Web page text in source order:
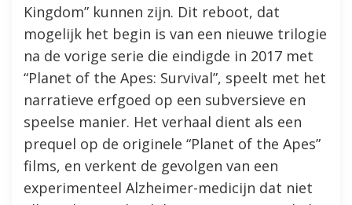
Kingdom” kunnen zijn. Dit reboot, dat
mogelijk het begin is van een nieuwe trilogie
na de vorige serie die eindigde in 2017 met
“Planet of the Apes: Survival”, speelt met het
narratieve erfgoed op een subversieve en
speelse manier. Het verhaal dient als een
prequel op de originele “Planet of the Apes”
films, en verkent de gevolgen van een
experimenteel Alzheimer-medicijn dat niet